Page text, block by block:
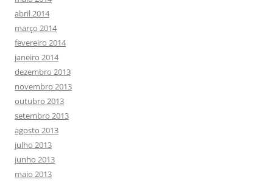
abril 2014
março 2014
fevereiro 2014
janeiro 2014
dezembro 2013
novembro 2013
outubro 2013
setembro 2013
agosto 2013
julho 2013
junho 2013
maio 2013